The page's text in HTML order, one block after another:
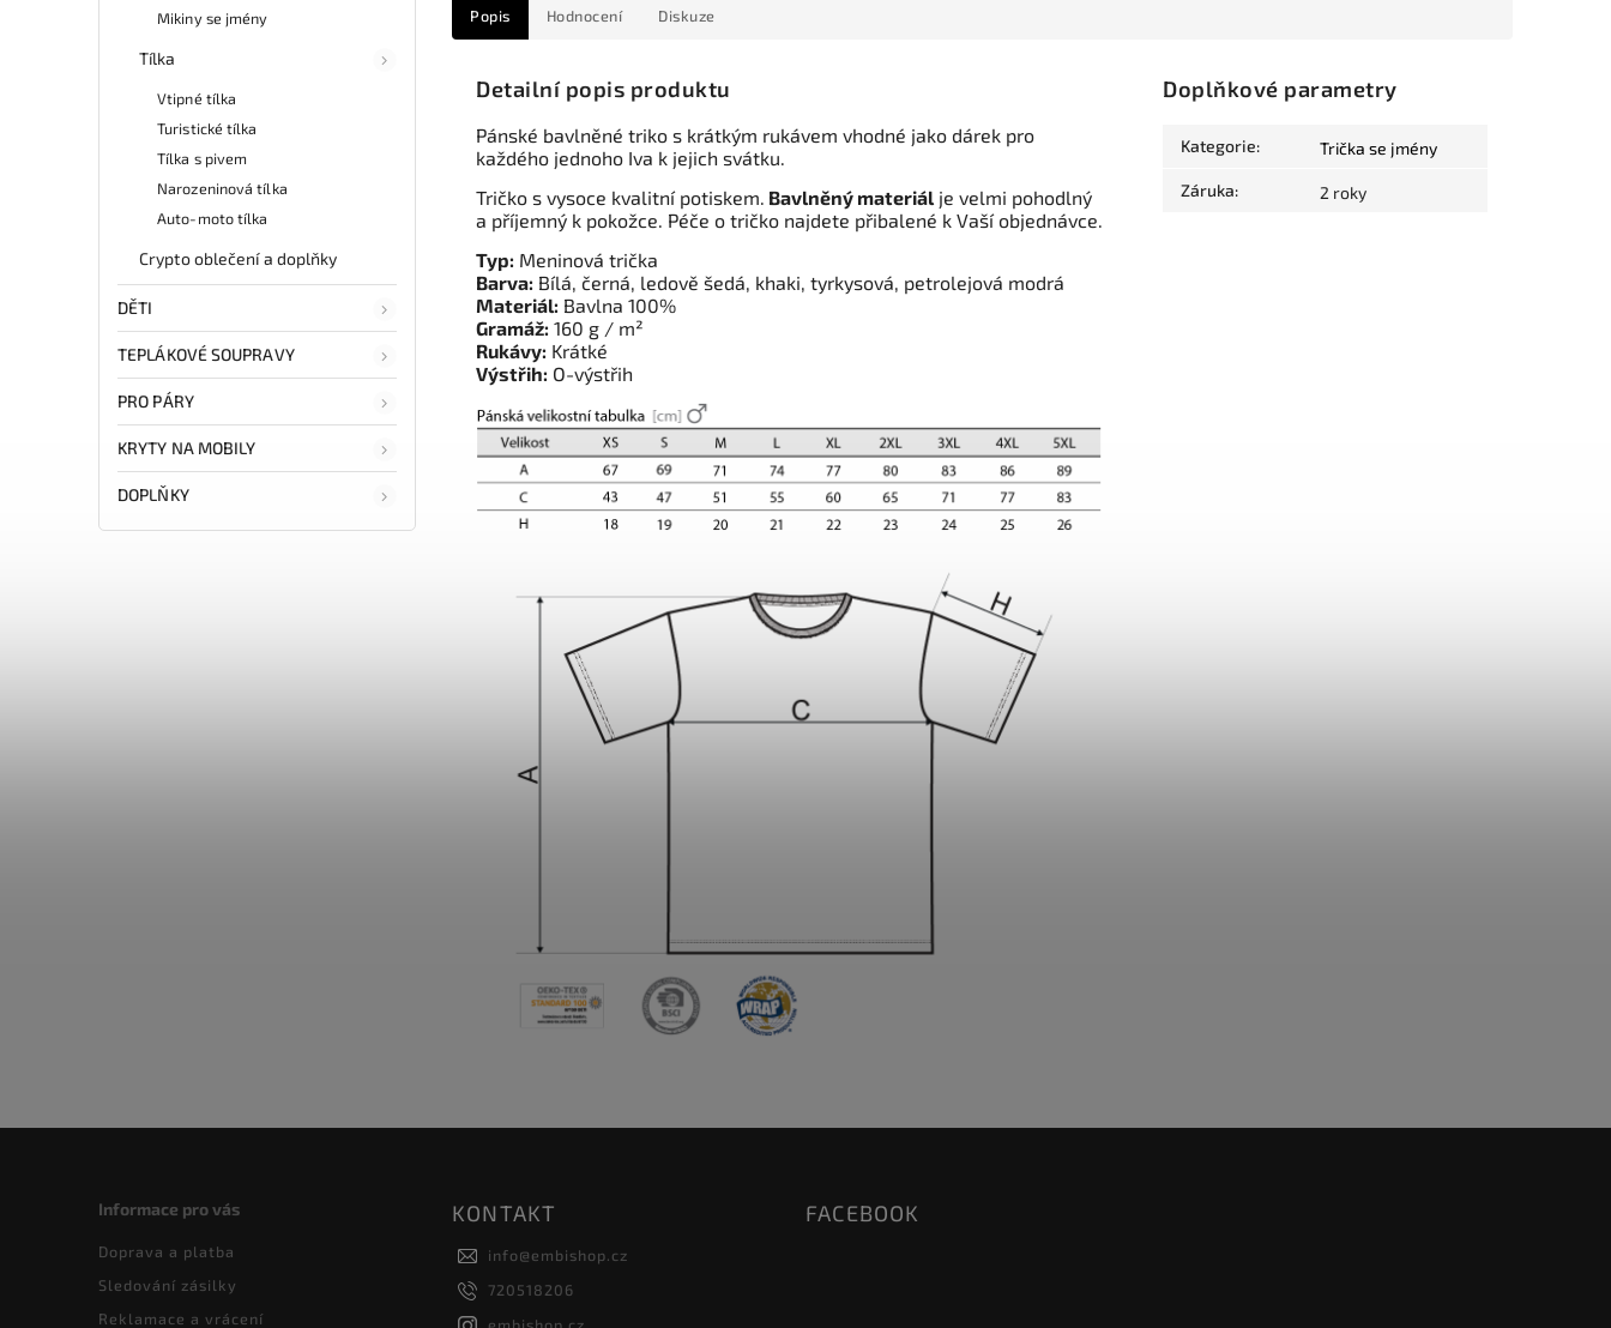
Mikiny se jmény
Tílka
Vtipné tílka
Turistické tílka
Tílka s pivem
Narozeninová tílka
Auto-moto tílka
Crypto oblečení a doplňky
DĚTI
TEPLÁKOVÉ SOUPRAVY
PRO PÁRY
KRYTY NA MOBILY
DOPLŇKY
Popis Hodnocení Diskuze
Detailní popis produktu
Pánské bavlněné triko s krátkým rukávem vhodné jako dárek pro
každého jednoho Iva k jejich svátku.
Tričko s vysoce kvalitní potiskem. Bavlněný materiál je velmi pohodlný
a příjemný k pokožce. Péče o tričko najdete přibalené k Vaší objednávce.
Typ: Meninová trička
Barva: Bílá, černá, ledově šedá, khaki, tyrkysová, petrolejová modrá
Materiál: Bavlna 100%
Gramáž: 160 g / m²
Rukávy: Krátké
Výstřih: O-výstřih
Doplňkové parametry
Kategorie: Trička se jmény
Záruka: 2 roky
Informace pro vás
Doprava a platba
Sledování zásilky
Reklamace a vrácení
KONTAKT
info@embishop.cz
720518206
FACEBOOK